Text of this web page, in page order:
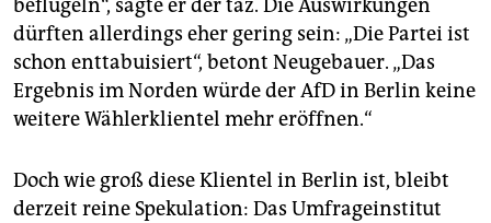
beflügeln“, sagte er der taz. Die Auswirkungen
dürften allerdings eher gering sein: „Die Partei ist
schon enttabuisiert“, betont Neugebauer. „Das
Ergebnis im Norden würde der AfD in Berlin keine
weitere Wählerklientel mehr eröffnen.“
Doch wie groß diese Klientel in Berlin ist, bleibt
derzeit reine Spekulation: Das Umfrageinstitut